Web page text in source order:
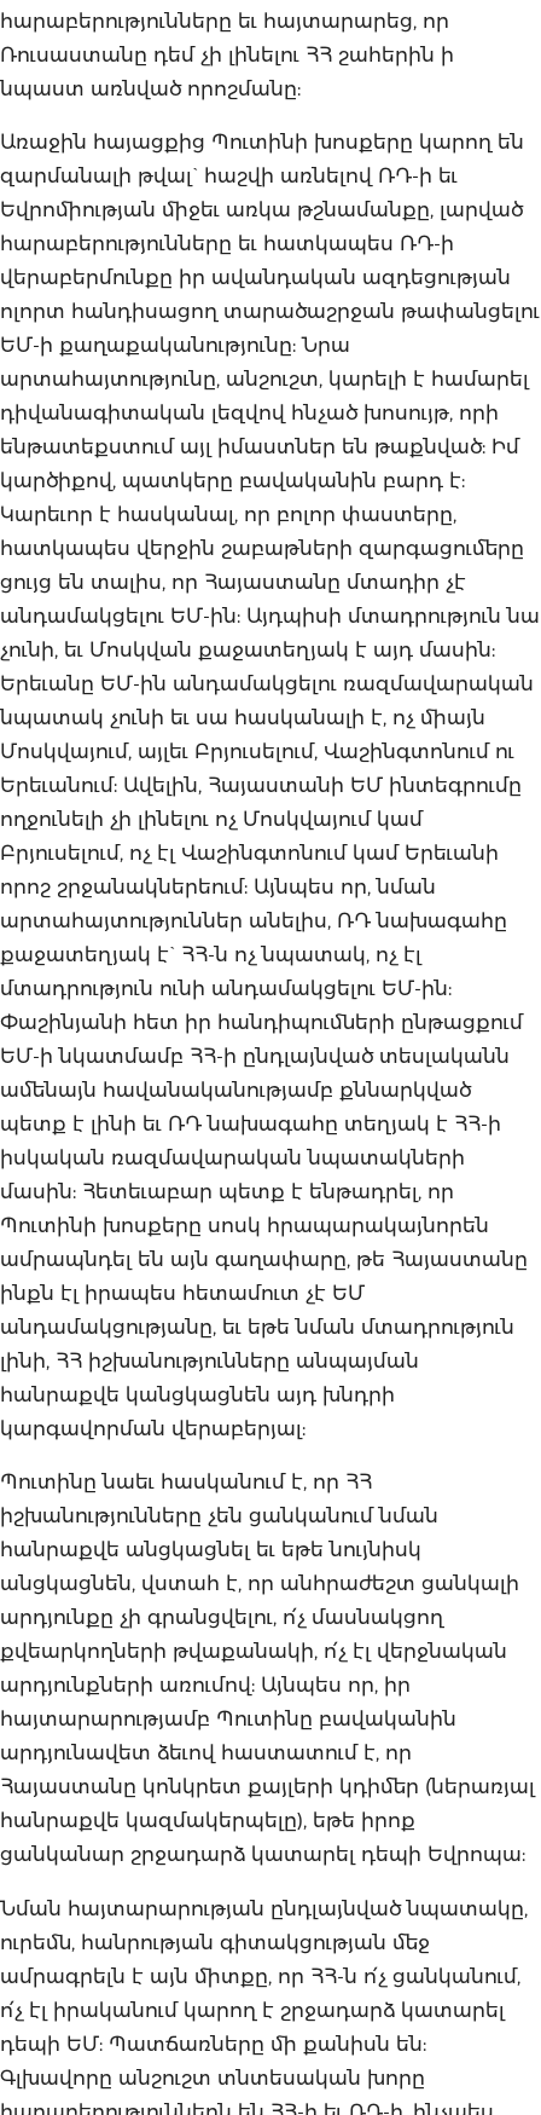
հարաբերությունները եւ հայտարարեց, որ
Ռուսաստանը դեմ չի լինելու ՀՀ շահերին ի
նպաստ առնված որոշմանը:
Առաջին հայացքից Պուտինի խոսքերը կարող են
զարմանալի թվալ` հաշվի առնելով ՌԴ-ի եւ
Եվրոմիության միջեւ առկա թշնամանքը, լարված
հարաբերությունները եւ հատկապես ՌԴ-ի
վերաբերմունքը իր ավանդական ազդեցության
ոլորտ հանդիսացող տարածաշրջան թափանցելու
ԵՄ-ի քաղաքականությունը: Նրա
արտահայտությունը, անշուշտ, կարելի է համարել
դիվանագիտական լեզվով հնչած խոսույթ, որի
ենթատեքստում այլ իմաստներ են թաքնված: Իմ
կարծիքով, պատկերը բավականին բարդ է:
Կարեւոր է հասկանալ, որ բոլոր փաստերը,
հատկապես վերջին շաբաթների զարգացումերը
ցույց են տալիս, որ Հայաստանը մտադիր չէ
անդամակցելու ԵՄ-ին: Այդպիսի մտադրություն նա
չունի, եւ Մոսկվան քաջատեղյակ է այդ մասին:
Երեւանը ԵՄ-ին անդամակցելու ռազմավարական
նպատակ չունի եւ սա հասկանալի է, ոչ միայն
Մոսկվայում, այլեւ Բրյուսելում, Վաշինգտոնում ու
Երեւանում: Ավելին, Հայաստանի ԵՄ ինտեգրումը
ողջունելի չի լինելու ոչ Մոսկվայում կամ
Բրյուսելում, ոչ էլ Վաշինգտոնում կամ Երեւանի
որոշ շրջանակներեում: Այնպես որ, նման
արտահայտություններ անելիս, ՌԴ նախագահը
քաջատեղյակ է` ՀՀ-ն ոչ նպատակ, ոչ էլ
մտադրություն ունի անդամակցելու ԵՄ-ին:
Փաշինյանի հետ իր հանդիպումների ընթացքում
ԵՄ-ի նկատմամբ ՀՀ-ի ընդլայնված տեսլականն
ամենայն հավանականությամբ քննարկված
պետք է լինի եւ ՌԴ նախագահը տեղյակ է ՀՀ-ի
իսկական ռազմավարական նպատակների
մասին: Հետեւաբար պետք է ենթադրել, որ
Պուտինի խոսքերը սոսկ հրապարակայնորեն
ամրապնդել են այն գաղափարը, թե Հայաստանը
ինքն էլ իրապես հետամուտ չէ ԵՄ
անդամակցությանը, եւ եթե նման մտադրություն
լինի, ՀՀ իշխանությունները անպայման
հանրաքվե կանցկացնեն այդ խնդրի
կարգավորման վերաբերյալ:
Պուտինը նաեւ հասկանում է, որ ՀՀ
իշխանությունները չեն ցանկանում նման
հանրաքվե անցկացնել եւ եթե նույնիսկ
անցկացնեն, վստահ է, որ անհրաժեշտ ցանկալի
արդյունքը չի գրանցվելու, ո՛չ մասնակցող
քվեարկողների թվաքանակի, ո՛չ էլ վերջնական
արդյունքների առումով: Այնպես որ, իր
հայտարարությամբ Պուտինը բավականին
արդյունավետ ձեւով հաստատում է, որ
Հայաստանը կոնկրետ քայլերի կդիմեր (ներառյալ
հանրաքվե կազմակերպելը), եթե իրոք
ցանկանար շրջադարձ կատարել դեպի Եվրոպա:
Նման հայտարարության ընդլայնված նպատակը,
ուրեմն, հանրության գիտակցության մեջ
ամրագրելն է այն միտքը, որ ՀՀ-ն ո՛չ ցանկանում,
ո՛չ էլ իրականում կարող է շրջադարձ կատարել
դեպի ԵՄ: Պատճառները մի քանիսն են:
Գլխավորը անշուշտ տնտեսական խորը